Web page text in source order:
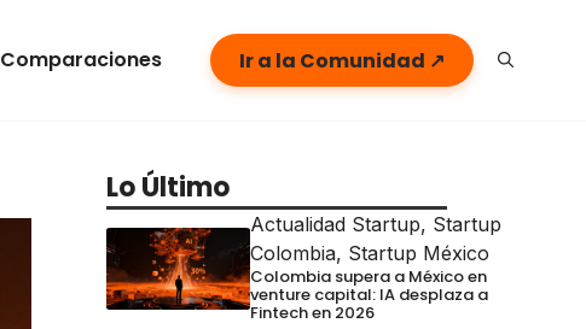
Comparaciones Ir a la Comunidad ↗
Lo Último
Actualidad Startup, Startup
Colombia, Startup México
Colombia supera a México en
venture capital: IA desplaza a
Fintech en 2026